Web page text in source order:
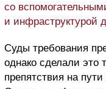
со
и инфраструктурой
Суды требования
однако сделали это
препятствия на пути